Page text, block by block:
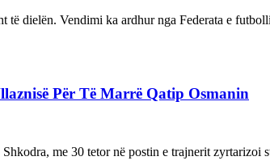
të dielën. Vendimi ka ardhur nga Federata e
Për Të Marrë Qatip Osmanin
me 30 tetor në postin e trajnerit